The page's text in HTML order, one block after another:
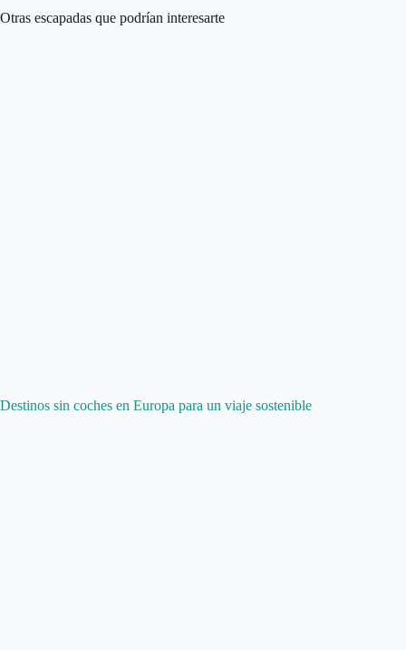
Otras escapadas que podrían interesarte
Destinos sin coches en Europa para un viaje sostenible